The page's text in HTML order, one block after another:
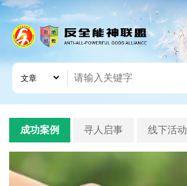
成功案例 寻人启事 线下活动